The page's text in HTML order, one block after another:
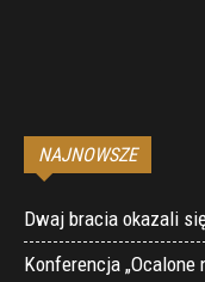
NAJNOWSZE
Dwaj bracia okazali
Konferencja